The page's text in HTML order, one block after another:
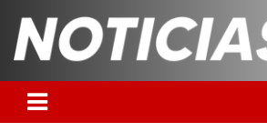
contenido
Noticias en español